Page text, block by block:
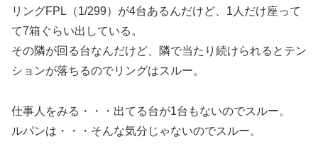
リングFPL（1/299）が4台あるんだけど、1人だけ座って
て7箱ぐらい出している。
その隣が回る台なんだけど、隣で当たり続けられるとテン
ションが落ちるのでリングはスルー。
仕事人をみる・・・出てる台が1台もないのでスルー。
ルパンは・・・そんな気分じゃないのでスルー。